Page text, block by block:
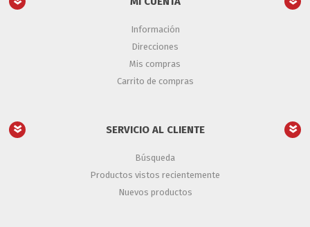
Información
Direcciones
Mis compras
Carrito de compras
SERVICIO AL CLIENTE
Búsqueda
Productos vistos recientemente
Nuevos productos